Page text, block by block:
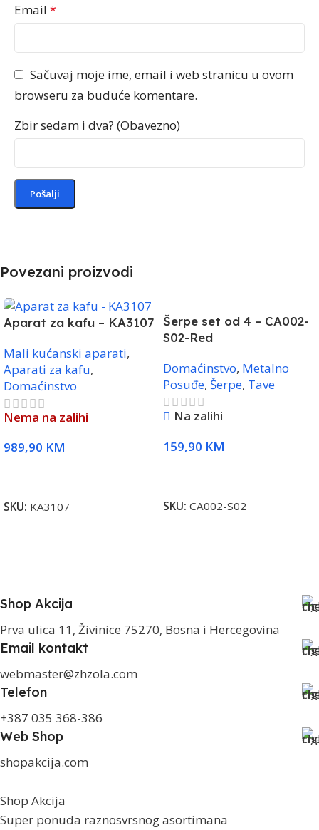
Email *
Sačuvaj moje ime, email i web stranicu u ovom
browseru za buduće komentare.
Zbir sedam i dva? (Obavezno)
Povezani proizvodi
Aparat za kafu – KA3107
Mali kućanski aparati,
Aparati za kafu,
Domaćinstvo
Nema na zalihi
989,90 KM
SKU: KA3107
Šerpe set od 4 – CA002-
S02-Red
Domaćinstvo, Metalno
Posuđe, Šerpe, Tave
Na zalihi
159,90 KM
SKU: CA002-S02
Shop Akcija
Prva ulica 11, Živinice 75270, Bosna i Hercegovina
Email kontakt
webmaster@zhzola.com
Telefon
+387 035 368-386
Web Shop
shopakcija.com
Shop Akcija
Super ponuda raznosvrsnog asortimana